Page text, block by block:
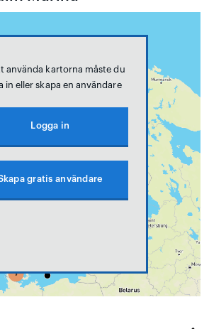
använda kartorna måste du
in eller skapa en användare
Logga in
gratis användare